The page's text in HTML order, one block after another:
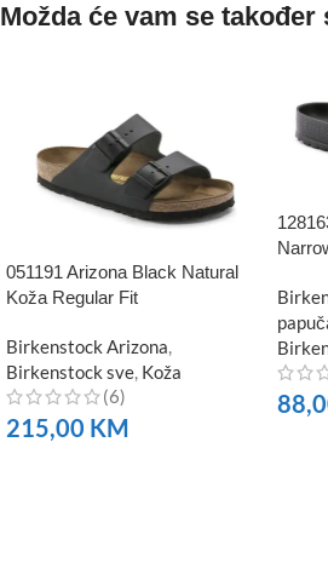
Možda će vam se
051191 Arizona Black Natural
Koža Regular Fit
Birkenstock Arizona
Birkenstock sve Koža
(6)
215,00 KM